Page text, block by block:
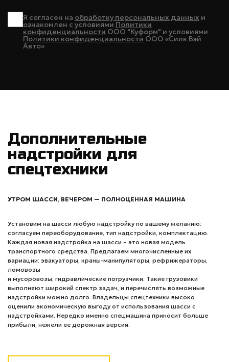
Я согласен на обработку персональных данных и
ознакомлен с условиями Политики
конфиденциальности ООО "Куформ" и условиями
Политики конфиденциальности ООО «Силк Вэй
Авто»
Дополнительные
надстройки для
спецтехники
УТРОМ ШАССИ, ВЕЧЕРОМ — ПОЛНОЦЕННАЯ МАШИНА
Установим на шасси любую надстройку по вашему желанию:
согласуем переоборудование, тип надстройки, комплектацию.
Каждая новая надстройка на шасси – это новая модель
транспортного средства. Предлагаем многочисленные их
вариации: эвакуаторы, краны-манипуляторы, рефрижераторы,
ломовозы
и мусоровозы, гидравлические погрузчики. Такие грузовики
выполняют широкий спектр задач, и перечислять возможные
надстройки можно долго. Владельцы спецтехники высоко
оценили экономическую выгоду от использования шасси с
надстройками. Нередко именно спецмашина приносит больше
прибыли, нежели ее дорожная версия.